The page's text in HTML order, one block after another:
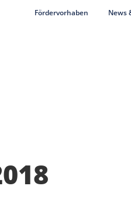
Fördervorhaben News